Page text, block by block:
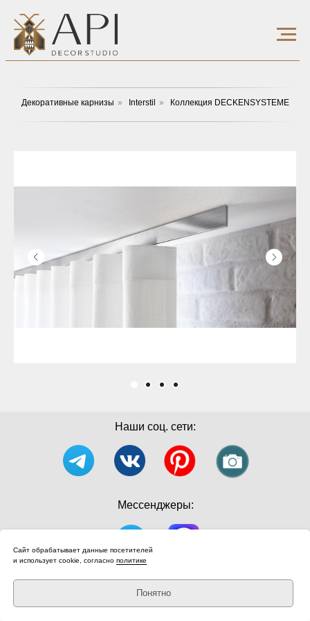
Декоративные карнизы » Interstil » Коллекция DECKENSYSTEME
Сайт обрабатывает данные посетителей
и использует cookie, согласно политике
Понятно
Наши соц. сети:
Мессенджеры: